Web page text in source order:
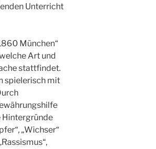
Unterricht
München“
Art und
stattfindet.
spielerisch mit
Hintergründe
„Wichser“